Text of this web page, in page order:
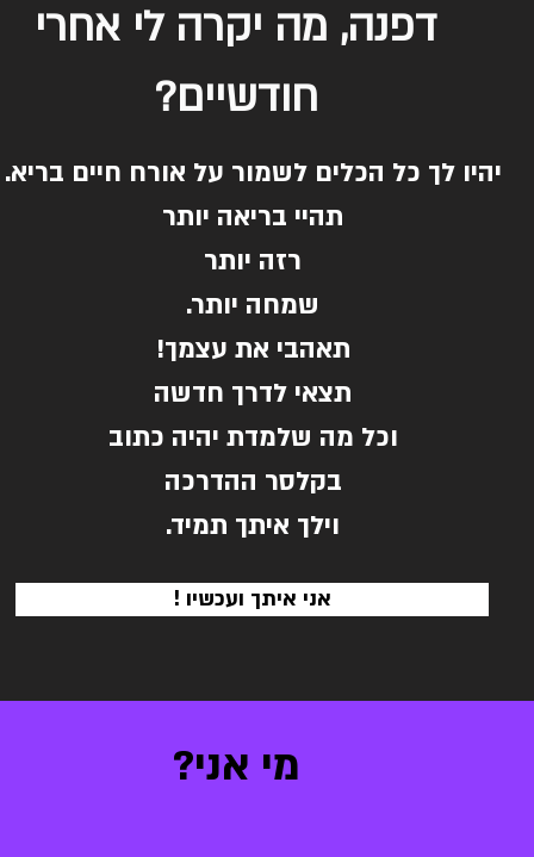
דפנה, מה יקרה לי אחרי
חודשיים?
יהיו לך כל הכלים לשמור על אורח חיים בריא.
תהיי בריאה יותר
רזה יותר
שמחה יותר.
תאהבי את עצמך!
תצאי לדרך חדשה
וכל מה שלמדת יהיה כתוב
בקלסר ההדרכה
וילך איתך תמיד.
! אני איתך ועכשיו
מי אני?